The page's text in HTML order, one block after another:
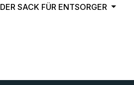
DER SACK FÜR ENTSORGER